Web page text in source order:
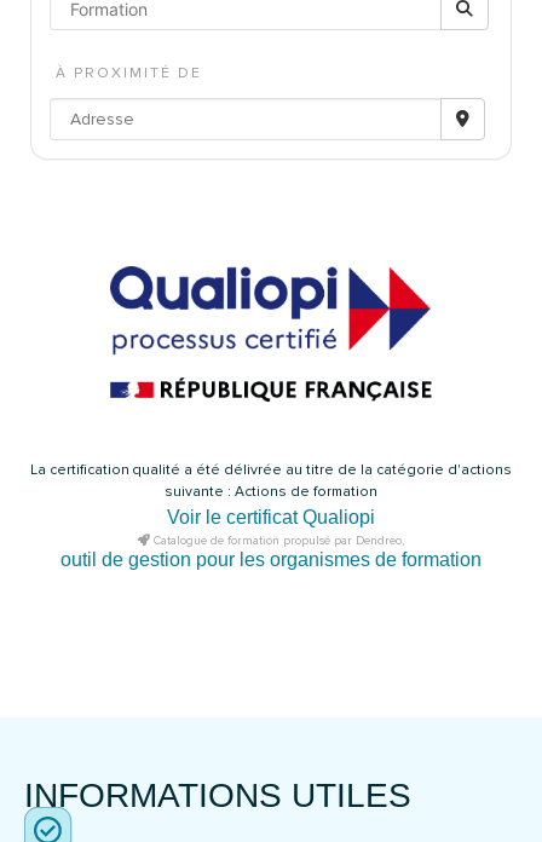
À PROXIMITÉ DE
La certification qualité a été délivrée au titre de la catégorie d'actions
suivante : Actions de formation
Voir le certificat Qualiopi
Catalogue de formation propulsé par Dendreo,
outil de gestion pour les organismes de formation
INFORMATIONS UTILES